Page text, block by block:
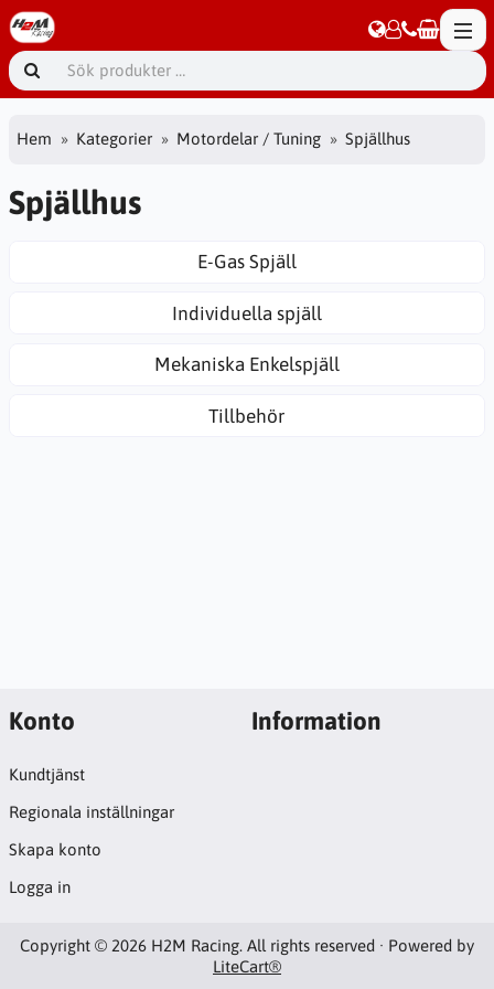
Hem Kategorier Motordelar / Tuning Spjällhus
Spjällhus
E-Gas Spjäll
Individuella spjäll
Mekaniska Enkelspjäll
Tillbehör
Konto
Kundtjänst
Regionala inställningar
Skapa konto
Logga in
Information
Copyright © 2026 H2M Racing. All rights reserved · Powered by
LiteCart®